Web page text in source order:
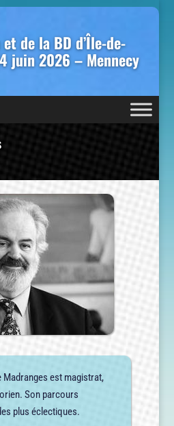
de la BD d’Île-de-
juin 2026 – Mennecy
Madranges est magistrat,
Son parcours
plus éclectiques.